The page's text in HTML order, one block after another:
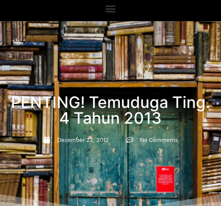
PENTING! Temuduga Ting.
4 Tahun 2013
December 22, 2012 No Comments